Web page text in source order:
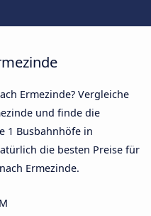
Ermezinde? Vergleiche
und finde die
1 Busbahnhöfe in
die besten Preise für
Ermezinde.